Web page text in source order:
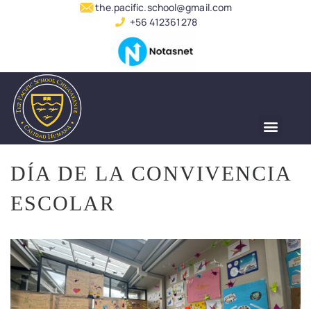
the.pacific.school@gmail.com
+56 412361278
DÍA DE LA CONVIVENCIA
ESCOLAR